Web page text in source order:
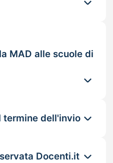
MAD alle scuole di
termine dell'invio
Docenti.it